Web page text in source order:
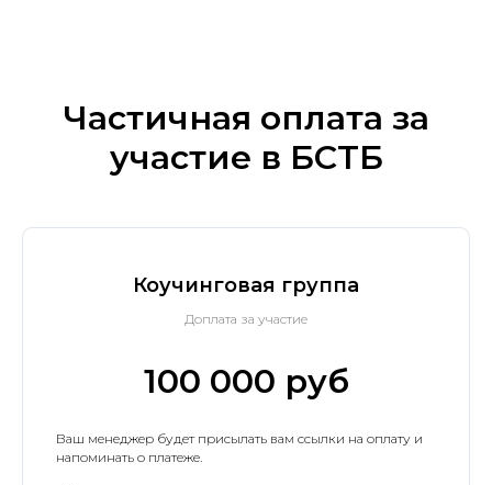
Частичная оплата за
участие в БСТБ
Коучинговая группа
Доплата за участие
100 000 руб
Ваш менеджер будет присылать вам ссылки на оплату и
напоминать о платеже.